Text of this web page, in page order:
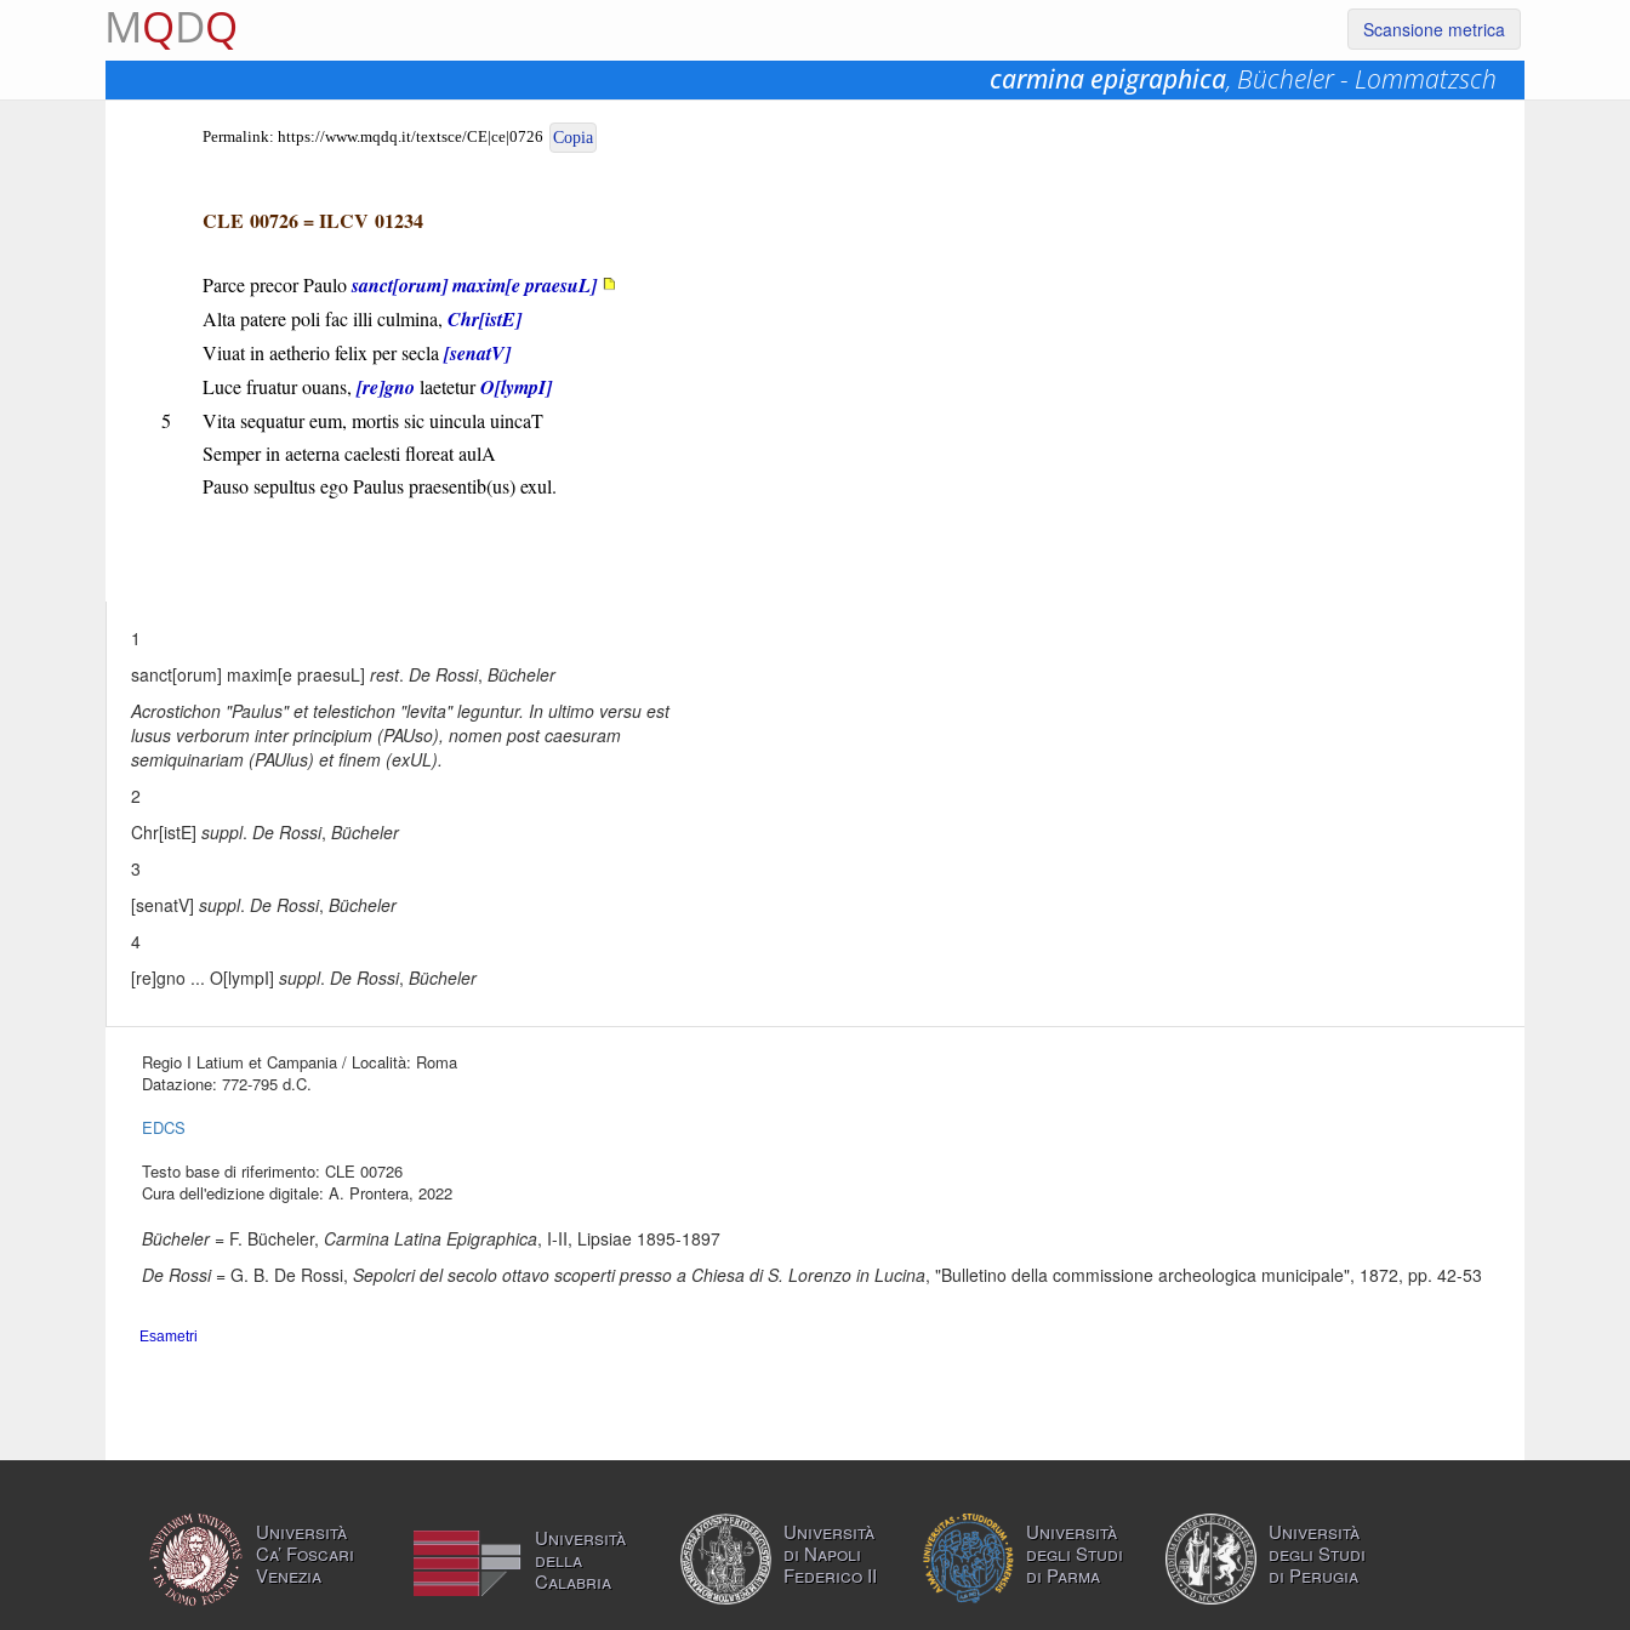
MQDQ Scansione metrica
carmina epigraphica, Bücheler - Lommatzsch
Permalink: https://www.mqdq.it/textsce/CE|ce|0726 Copia
CLE 00726=ILCV 01234
Parce precor Paulosanct[orum] maxim[e praesuL]
Alta patere poli fac illi culmina, Chr[istE]
Viuat in aetherio felix per secla [senatV]
Luce fruatur ouans, [re]gno laeteturO[lympI]
5
Vita sequatur eum, mortis sic uincula uincaT
Semper in aeterna caelesti floreat aulA
Pauso sepultus ego Paulus praesentib(us) exul.
1
sanct[orum] maxim[e praesuL] rest. De Rossi, Bücheler
Acrostichon "Paulus" et telestichon "levita" leguntur. In ultimo versu est
lusus verborum inter principium (PAUso), nomen post caesuram
semiquinariam (PAUlus) et finem (exUL).
2
Chr[istE] suppl. De Rossi, Bücheler
3
[senatV] suppl. De Rossi, Bücheler
4
[re]gno ... O[lympI] suppl. De Rossi, Bücheler
Regio I Latium et Campania / Località: Roma
Datazione: 772-795 d.C.
EDCS
Testo base di riferimento: CLE 00726
Cura dell'edizione digitale: A. Prontera, 2022
Bücheler= F. Bücheler, Carmina Latina Epigraphica, I-II, Lipsiae 1895-1897
De Rossi= G. B. De Rossi, Sepolcri del secolo ottavo scoperti presso a Chiesa di S. Lorenzo in Lucina, "Bulletino della commissione archeologica municipale", 1872, pp. 42-53
Esametri
Università
Ca’ Foscari
Venezia
Università
della
Calabria
Università
di Napoli
Federico II
Università
degli Studi
di Parma
Università
degli Studi
di Perugia